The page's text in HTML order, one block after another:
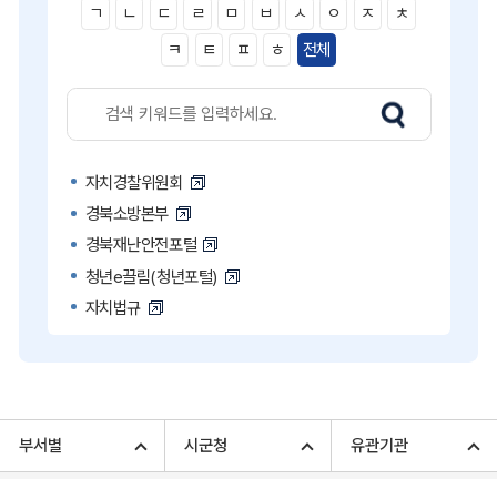
ㄱ ㄴ ㄷ ㄹ ㅁ ㅂ ㅅ ㅇ ㅈ
ㅊ
ㅋ
ㅌ ㅍ ㅎ 전체
자치경찰위원회
경북소방본부
경북재난안전포털
청년e끌림(청년포털)
자치법규
고향사랑기부 아너스 클럽
부서별 시군청 유관기관